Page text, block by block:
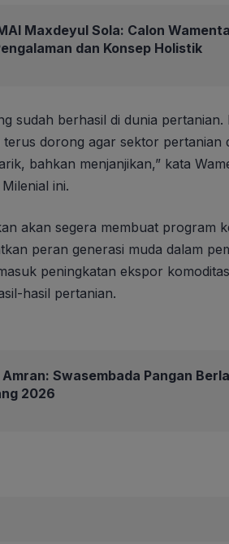
Maxdeyul Sola: Calon
dan Konsep Holistik
sudah berhasil di dunia
dorong agar sektor pertanian
bahkan menjanjikan,” kata
ini.
akan segera membuat program
peran generasi muda dalam
peningkatan ekspor
hasil pertanian.
Swasembada Pangan
2026